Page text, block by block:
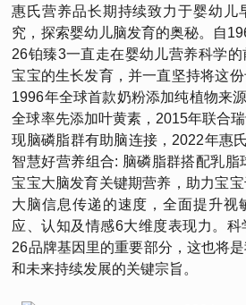
惠氏营养品长期持续致力于婴幼儿
究，探索婴幼儿脑发育的奥秘。自
26铂臻3一直走在婴幼儿营养科学
宝宝的生长发育，并一直坚持将这份
1996年全球首款奶粉添加纯植物来
全球率先添加叶黄素，2015年联合
现脑磷脂群有助脑连接，2022年惠
智慧好营养组合: 脑磷脂群搭配乳
宝宝大脑发育关键期营养，助力宝
大脑信息传递的速度，全面提升视
应、认知及情感6大维度表现力。
26品牌基因里的重要部分，这也将
和未来持续发展的关键宗旨。